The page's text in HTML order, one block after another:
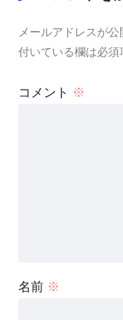
メールアドレスが公
付いている欄は必須
コメント ※
名前 ※